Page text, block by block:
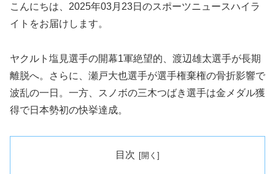
こんにちは、2025年03月23日のスポーツニュースハイラ
イトをお届けします。
ヤクルト塩見選手の開幕1軍絶望的、渡辺雄太選手が長期
離脱へ。さらに、瀬戸大也選手が選手権棄権の骨折影響で
波乱の一日。一方、スノボの三木つばき選手は金メダル獲
得で日本勢初の快挙達成。
目次